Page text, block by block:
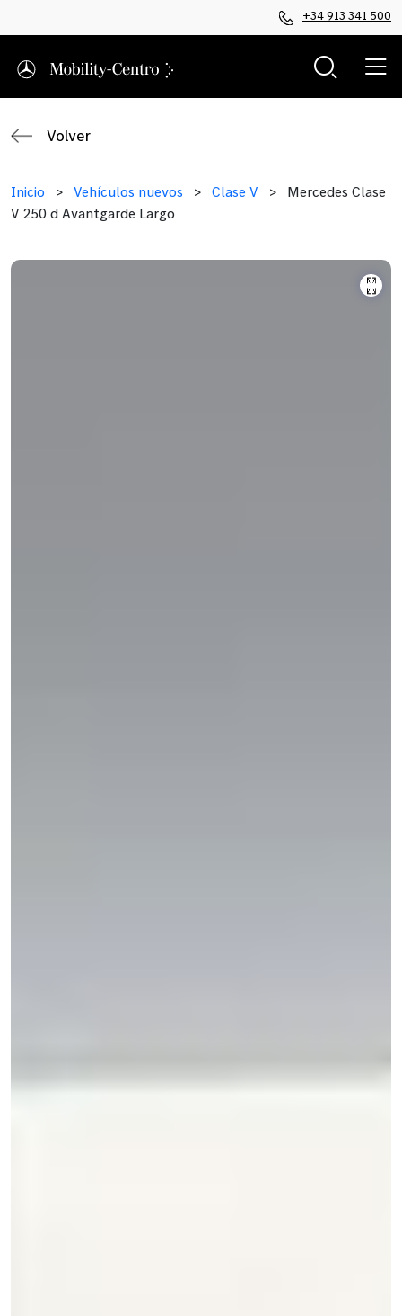
+34 913 341 500
Volver
Inicio > Vehículos nuevos > Clase V >
Mercedes Clase
V 250 d Avantgarde Largo